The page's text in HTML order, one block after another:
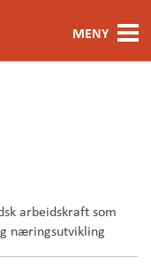
MENY
arbeidskraft som
næringsutvikling